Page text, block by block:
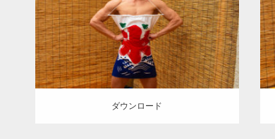
AKIHITO(細マッチョ) 大胸筋 肩 川口
(埼玉)
ダウンロード
ダウンロード